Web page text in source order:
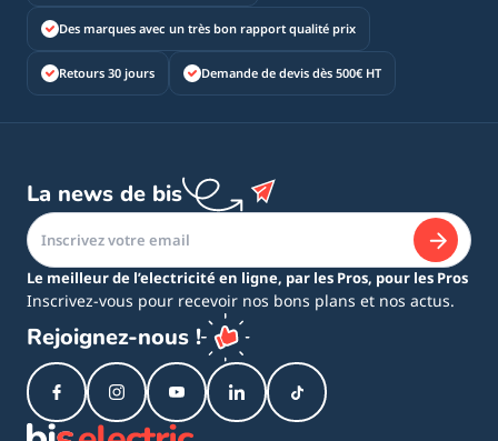
Des marques avec un très bon rapport qualité prix
Retours 30 jours Demande de devis dès 500€ HT
La news de bis
Le meilleur de l’electricité en ligne, par les Pros, pour les Pros
Inscrivez-vous pour recevoir nos bons plans et nos actus.
Rejoignez-nous !